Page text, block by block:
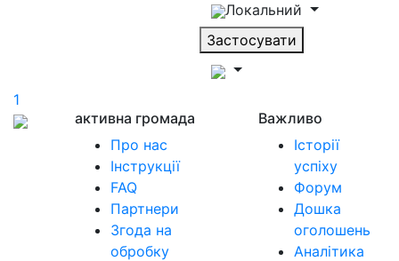
Локальний
Застосувати
1
активна громада
Про нас
Інструкції
FAQ
Партнери
Згода на
обробку
Важливо
Історії
успіху
Форум
Дошка
оголошень
Аналітика